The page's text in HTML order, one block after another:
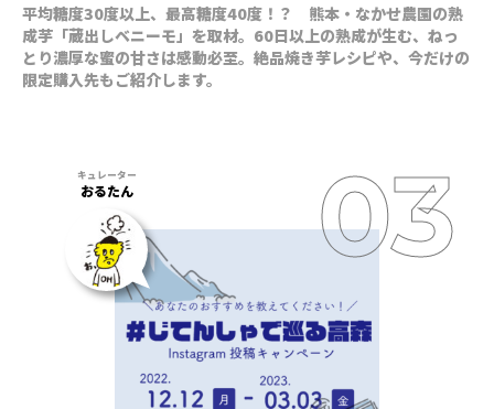
平均糖度30度以上、最高糖度40度！？ 熊本・なかせ農園の熟
成芋「蔵出しベニーモ」を取材。60日以上の熟成が生む、ねっ
とり濃厚な蜜の甘さは感動必至。絶品焼き芋レシピや、今だけの
限定購入先もご紹介します。
おるたん